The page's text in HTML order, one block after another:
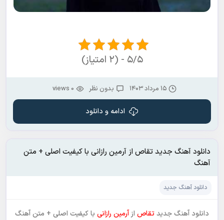
۵/۵ - (۲ امتیاز)
۱۵ مرداد ۱۴۰۳ بدون نظر 0 views
ادامه و دانلود
دانلود آهنگ جدید تقاص از آرمین رازانی با کیفیت اصلی + متن
آهنگ
دانلود آهنگ جدید
دانلود آهنگ جدیدتقاص ازآرمین رازانی با کیفیت اصلی + متن آهنگ